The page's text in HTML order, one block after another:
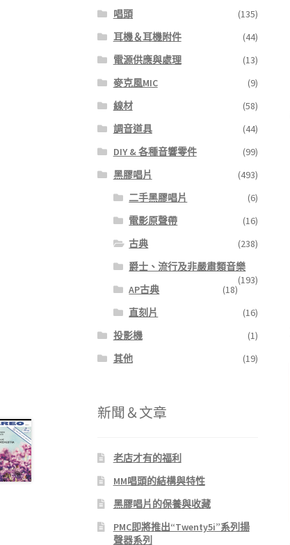
唱頭
(135)
耳機＆耳機附件
(44)
電源供應與處理
(13)
麥克風MIC
(9)
線材
(58)
調音道具
(44)
DIY & 各種音響零件
(99)
黑膠唱片
(493)
二手黑膠唱片
(6)
電影原聲帶
(16)
古典
(238)
爵士、流行及非嚴肅類音樂
(193)
AP古典
(18)
直刻片
(16)
投影機
(1)
其他
(19)
新聞＆文章
老店才有的福利
MM唱頭的結構與特性
黑膠唱片的保養與收藏
PMC即將推出“Twenty5i”系列揚
聲器系列